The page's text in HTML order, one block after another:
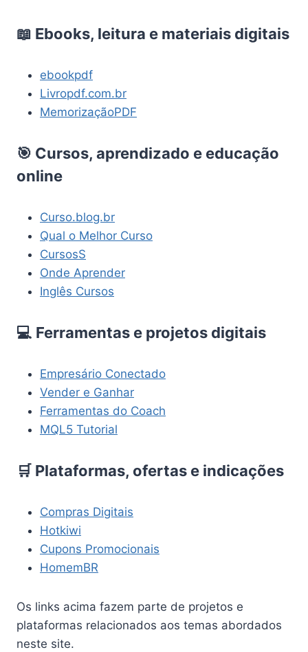
📖 Ebooks, leitura e materiais digitais
ebookpdf
Livropdf.com.br
MemorizaçãoPDF
🎯 Cursos, aprendizado e educação
online
Curso.blog.br
Qual o Melhor Curso
CursosS
Onde Aprender
Inglês Cursos
💻 Ferramentas e projetos digitais
Empresário Conectado
Vender e Ganhar
Ferramentas do Coach
MQL5 Tutorial
🛒 Plataformas, ofertas e indicações
Compras Digitais
Hotkiwi
Cupons Promocionais
HomemBR
Os links acima fazem parte de projetos e
plataformas relacionados aos temas abordados
neste site.